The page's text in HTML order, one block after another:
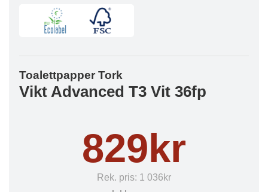
Toalettpapper Tork
Vikt Advanced T3 Vit 36fp
829kr
Rek. pris: 1 036kr